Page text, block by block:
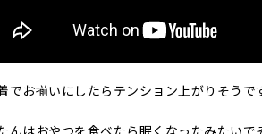
でお揃いにしたらテンション上がりそうで
んはおやつを食べたら眠くなったみたいで